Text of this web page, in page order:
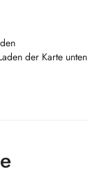
der Karte unten